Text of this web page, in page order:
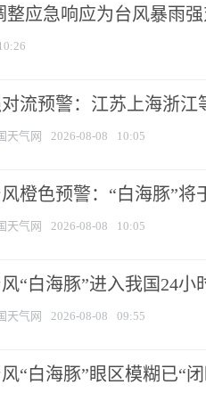
整应急响应为台风暴雨
流预警：江苏上海浙江
天气网 2026-08-08 10:05
橙色预警：“白海豚”将
天气网 2026-08-08 10:05
“白海豚”进入我国24
天气网 2026-08-08 09:55
“白海豚”眼区模糊已“